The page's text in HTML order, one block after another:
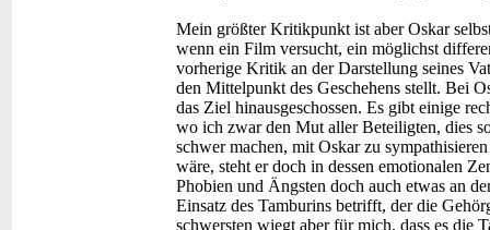
Mein größter Kritikpunkt ist aber Oskar
wenn ein Film versucht, ein möglichst
vorherige Kritik an der Darstellung seines
den Mittelpunkt des Geschehens stellt. Bei
das Ziel hinausgeschossen. Es gibt einige
wo ich zwar den Mut aller Beteiligten, dies
schwer machen, mit Oskar zu
wäre, steht er doch in dessen emotionalen
Phobien und Ängsten doch auch etwas an
Einsatz des Tamburins betrifft, der die
schwersten wiegt aber für mich, dass es die